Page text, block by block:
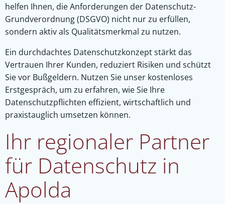
helfen Ihnen, die Anforderungen der Datenschutz-
Grundverordnung (DSGVO) nicht nur zu erfüllen,
sondern aktiv als Qualitätsmerkmal zu nutzen.
Ein durchdachtes Datenschutzkonzept stärkt das
Vertrauen Ihrer Kunden, reduziert Risiken und schützt
Sie vor Bußgeldern. Nutzen Sie unser kostenloses
Erstgespräch, um zu erfahren, wie Sie Ihre
Datenschutzpflichten effizient, wirtschaftlich und
praxistauglich umsetzen können.
Ihr regionaler Partner
für Datenschutz in
Apolda